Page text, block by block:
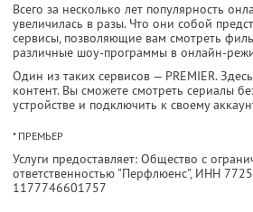
Всего за несколько лет популярность
увеличилась в разы. Что они собой
сервисы, позволяющие вам смотреть
различные шоу-программы в онлайн-
Один из таких сервисов — PREMIER.
контент. Вы сможете смотреть сериалы
устройстве и подключить к своему
* ПРЕМЬЕР
Услуги предоставляет: Общество с
ответственностью "Перфлюенс", ИНН
1177746601757